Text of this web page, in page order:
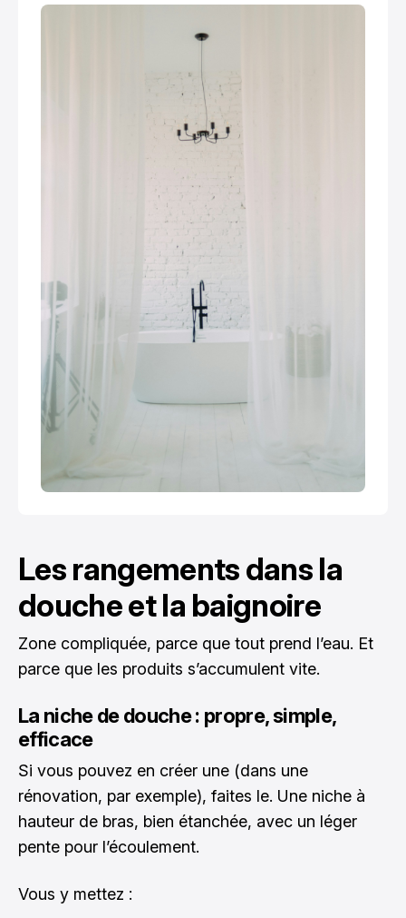
Les rangements dans la
douche et la baignoire
Zone compliquée, parce que tout prend l’eau. Et
parce que les produits s’accumulent vite.
La niche de douche : propre, simple,
efficace
Si vous pouvez en créer une (dans une
rénovation, par exemple), faites le. Une niche à
hauteur de bras, bien étanchée, avec un léger
pente pour l’écoulement.
Vous y mettez :